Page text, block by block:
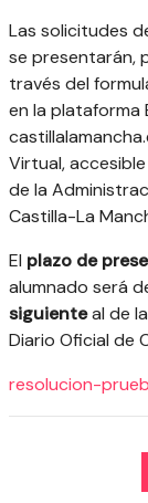
Las solicitudes
se presentarán,
través del
en la plataforma
Virtual,
de la
Castilla-La
El plazo de
alumnado será
siguienteal de
Diario Oficial de
resolucion-